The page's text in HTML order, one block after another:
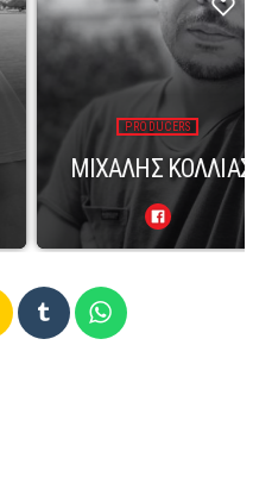
PRODUCERS
ΜΙΧΑΛΗΣ ΚΟΛΛΙΑΣ